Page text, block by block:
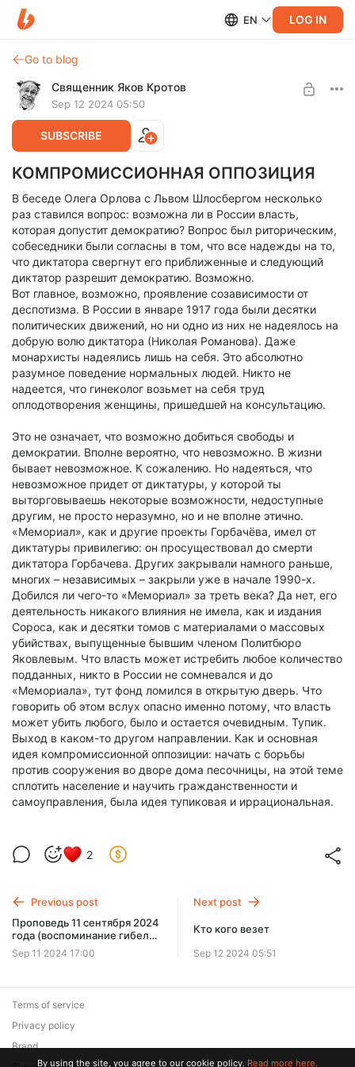
EN LOG IN
Go to blog
Священник Яков Кротов
Sep 12 2024 05:50
SUBSCRIBE
КОМПРОМИССИОННАЯ ОППОЗИЦИЯ
В беседе Олега Орлова с Львом Шлосбергом несколько
раз ставился вопрос: возможна ли в России власть,
которая допустит демократию? Вопрос был риторическим,
собеседники были согласны в том, что все надежды на то,
что диктатора свергнут его приближенные и следующий
диктатор разрешит демократию. Возможно.
Вот главное, возможно, проявление созависимости от
деспотизма. В России в январе 1917 года были десятки
политических движений, но ни одно из них не надеялось на
добрую волю диктатора (Николая Романова). Даже
монархисты надеялись лишь на себя. Это абсолютно
разумное поведение нормальных людей. Никто не
надеется, что гинеколог возьмет на себя труд
оплодотворения женщины, пришедшей на консультацию.
Это не означает, что возможно добиться свободы и
демократии. Вполне вероятно, что невозможно. В жизни
бывает невозможное. К сожалению. Но надеяться, что
невозможное придет от диктатуры, у которой ты
выторговываешь некоторые возможности, недоступные
другим, не просто неразумно, но и не вполне этично.
«Мемориал», как и другие проекты Горбачёва, имел от
диктатуры привилегию: он просуществовал до смерти
диктатора Горбачева. Других закрывали намного раньше,
многих – независимых – закрыли уже в начале 1990-х.
Добился ли чего-то «Мемориал» за треть века? Да нет, его
деятельность никакого влияния не имела, как и издания
Сороса, как и десятки томов с материалами о массовых
убийствах, выпущенные бывшим членом Политбюро
Яковлевым. Что власть может истребить любое количество
подданных, никто в России не сомневался и до
«Мемориала», тут фонд ломился в открытую дверь. Что
говорить об этом вслух опасно именно потому, что власть
может убить любого, было и остается очевидным. Тупик.
Выход в каком-то другом направлении. Как и основная
идея компромиссионной оппозиции: начать с борьбы
против сооружения во дворе дома песочницы, на этой теме
сплотить население и научить гражданственности и
самоуправления, была идея тупиковая и иррациональная.
2
Previous post
Проповедь 11 сентября 2024
года (воспоминание гибели
Иоанна Предтечи)
Sep 11 2024 17:00
Next post
Кто кого везет
Sep 12 2024 05:51
Terms of service
Privacy policy
Brand
By using the site, you agree to our cookie policy. Read more here.